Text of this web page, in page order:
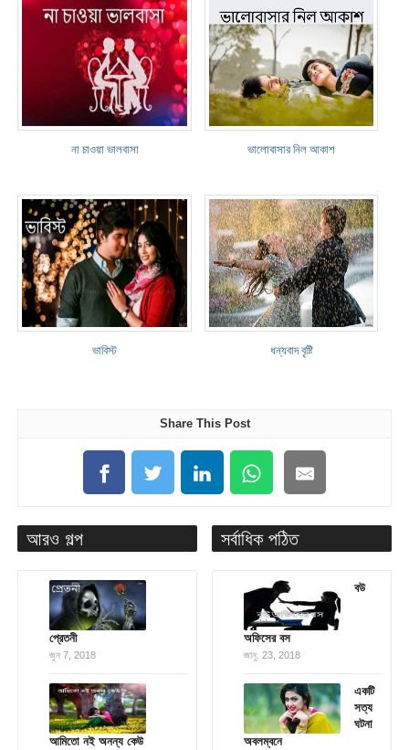
না চাওয়া ভালবাসা ভালোবাসার নিল আকাশ
ভাবিস্ট ধন্যবাদ বৃষ্টি
Share This Post
আরও গল্প
প্রেতনী
জুন 7, 2018
আমিতো নই অনন্য কেউ
সর্বাধিক পঠিত
বউ
অফিসের বস
জানু. 23, 2018
একটি
সত্য
ঘটনা
অবলম্বনে